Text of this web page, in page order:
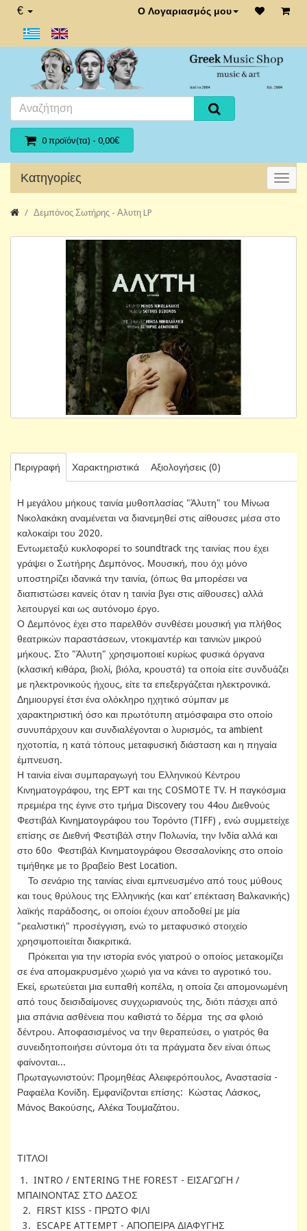
€ Ο Λογαριασμός μου
0 προϊόν(τα) - 0,00€
Κατηγορίες
Δεμπόνος Σωτήρης - Αλυτη LP
Περιγραφή Χαρακτηριστικά Αξιολογήσεις (0)
Η μεγάλου μήκους ταινία μυθοπλασίας "Άλυτη" του Μίνωα
Νικολακάκη αναμένεται να διανεμηθεί στις αίθουσες μέσα στο
καλοκαίρι του 2020.
Εντωμεταξύ κυκλοφορεί το soundtrack της ταινίας που έχει
γράψει ο Σωτήρης Δεμπόνος. Μουσική, που όχι μόνο
υποστηρίζει ιδανικά την ταινία, (όπως θα μπορέσει να
διαπιστώσει κανείς όταν η ταινία βγει στις αίθουσες) αλλά
λειτουργεί και ως αυτόνομο έργο.
Ο Δεμπόνος έχει στο παρελθόν συνθέσει μουσική για πλήθος
θεατρικών παραστάσεων, ντοκιμαντέρ και ταινιών μικρού
μήκους. Στο "Άλυτη" χρησιμοποιεί κυρίως φυσικά όργανα
(κλασική κιθάρα, βιολί, βιόλα, κρουστά) τα οποία είτε συνδυάζει
με ηλεκτρονικούς ήχους, είτε τα επεξεργάζεται ηλεκτρονικά.
Δημιουργεί έτσι ένα ολόκληρο ηχητικό σύμπαν με
χαρακτηριστική όσο και πρωτότυπη ατμόσφαιρα στο οποίο
συνυπάρχουν και συνδιαλέγονται ο λυρισμός, τα ambient
ηχοτοπία, η κατά τόπους μεταφυσική διάσταση και η πηγαία
έμπνευση.
Η ταινία είναι συμπαραγωγή του Ελληνικού Κέντρου
Κινηματογράφου, της ΕΡΤ και της COSMOTE TV. Η παγκόσμια
πρεμιέρα της έγινε στο τμήμα Discovery του 44ου Διεθνούς
Φεστιβάλ Κινηµατογράφου του Τορόντο (TIFF) , ενώ συμμετείχε
επίσης σε Διεθνή Φεστιβάλ στην Πολωνία, την Ινδία αλλά και
στο 60ο Φεστιβάλ Κινηματογράφου Θεσσαλονίκης στο οποίο
τιμήθηκε με το βραβείο Best Location.
Το σενάριο της ταινίας είναι εμπνευσμένο από τους μύθους
και τους θρύλους της Ελληνικής (και κατ’ επέκταση Βαλκανικής)
λαϊκής παράδοσης, οι οποίοι έχουν αποδοθεί µε µία
"ρεαλιστική" προσέγγιση, ενώ το μεταφυσικό στοιχείο
χρησιμοποιείται διακριτικά.
Πρόκειται για την ιστορία ενός γιατρού ο οποίος μετακομίζει
σε ένα απομακρυσμένο χωριό για να κάνει το αγροτικό του.
Εκεί, ερωτεύεται µια ευπαθή κοπέλα, η οποία ζει απομονωμένη
από τους δεισιδαίμονες συγχωριανούς της, διότι πάσχει από
µια σπάνια ασθένεια που καθιστά το δέρμα της σα φλοιό
δέντρου. Αποφασισμένος να την θεραπεύσει, ο γιατρός θα
συνειδητοποιήσει σύντομα ότι τα πράγματα δεν είναι όπως
φαίνονται...
Πρωταγωνιστούν: Προμηθέας Αλειφερόπουλος, Αναστασία -
Ραφαέλα Κονίδη. Εμφανίζονται επίσης: Κώστας Λάσκος,
Μάνος Βακούσης, Αλέκα Τουµαζάτου.
ΤΙΤΛΟΙ
1. INTRO / ENTERING THE FOREST - ΕΙΣΑΓΩΓΗ /
ΜΠΑΙΝΟΝΤΑΣ ΣΤΟ ΔΑΣΟΣ
2. FIRST KISS - ΠΡΩΤΟ ΦΙΛΙ
3. ESCAPE ATTEMPT - ΑΠΟΠΕΙΡΑ ΔΙΑΦΥΓΗΣ